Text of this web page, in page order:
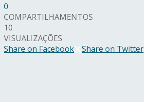
0
COMPARTILHAMENTOS
10
VISUALIZAÇÕES
Share on Facebook
Share on Twitter